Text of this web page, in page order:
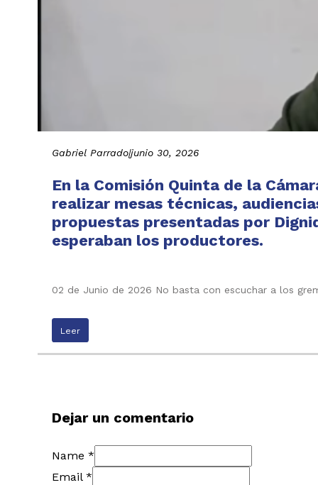
Gabriel Parrado|junio 30, 2026
En la Comisión Quinta de la
realizar mesas técnicas,
propuestas presentadas por
esperaban los productores.
02 de Junio de 2026 No basta con escuchar a los
Leer
Dejar un comentario
Name *
Email *